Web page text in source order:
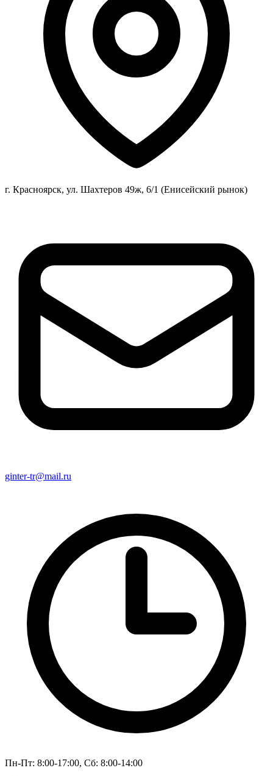
г. Красноярск, ул. Шахтеров 49ж, 6/1 (Енисейский рынок)
ginter-tr@mail.ru
Пн-Пт: 8:00-17:00, Сб: 8:00-14:00